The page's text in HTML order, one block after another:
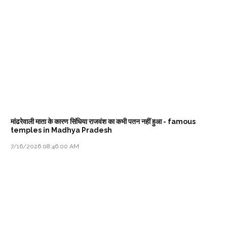
मांढरेवाली माता के कारण सिंधिया राजवंश का कभी पतन नहीं हुआ - famous
temples in Madhya Pradesh
7/16/2026 08:46:00 AM